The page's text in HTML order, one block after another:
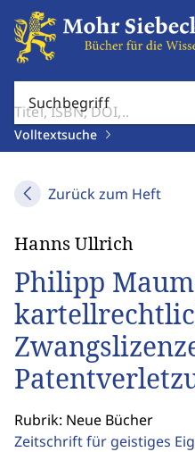
Suchbegriff
Volltextsuche
Zurück zum Heft
Hanns Ullrich
Philipp
Rubrik: Neue Bücher
Zeitschrift für geistiges